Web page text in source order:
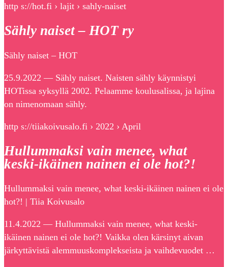
http s://hot.fi › lajit › sahly-naiset
Sähly naiset – HOT ry
Sähly naiset – HOT
25.9.2022 — Sähly naiset. Naisten sähly käynnistyi
HOTissa syksyllä 2002. Pelaamme koulusalissa, ja lajina
on nimenomaan sähly.
http s://tiiakoivusalo.fi › 2022 › April
Hullummaksi vain menee, what
keski-ikäinen nainen ei ole hot?!
Hullummaksi vain menee, what keski-ikäinen nainen ei ole
hot?! | Tiia Koivusalo
11.4.2022 — Hullummaksi vain menee, what keski-
ikäinen nainen ei ole hot?! Vaikka olen kärsinyt aivan
järkyttävistä alemmuuskomplekseista ja vaihdevuodet …